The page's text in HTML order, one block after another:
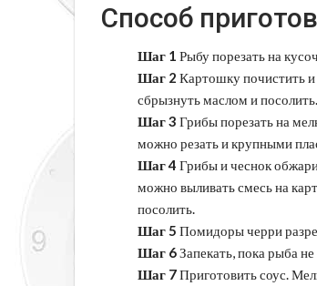
Способ
Шаг 1 Рыбу порезать на
Шаг 2 Картошку почистить
сбрызнуть маслом и
Шаг 3 Грибы порезать на
можно резать и крупными
Шаг 4 Грибы и чеснок
можно выливать смесь на
посолить.
Шаг 5 Помидоры черри
Шаг 6Запекать, пока рыба
Шаг 7Приготовить соус.